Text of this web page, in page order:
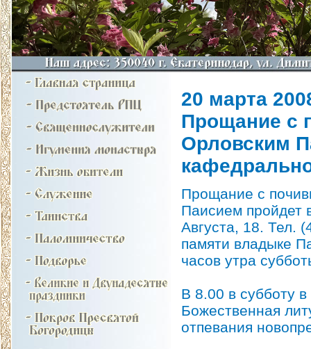
20 марта
Прощание с
Орловским
Прощание с
Паисием пройдет
Августа, 18. Тел.
памяти владыке
часов утра
В 8.00 в субботу
Божественная
отпевания